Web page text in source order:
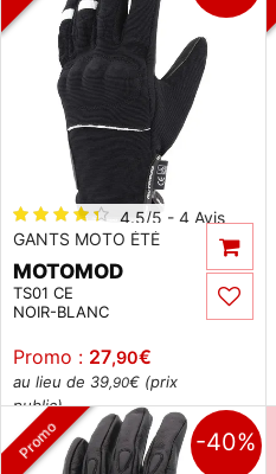
4.5/5 - 4 Avis
GANTS MOTO ÉTÉ
MOTOMOD
TS01 CE
NOIR-BLANC
Promo : 27,90€
au lieu de 39,90€ (prix
public)
Promo -40%